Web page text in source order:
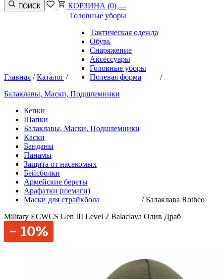
ПОИСК КОРЗИНА (0)
Главная /Каталог /
Головные уборы
Тактическая одежда
Обувь
Снаряжение
Аксессуары
Головные уборы
Полевая форма
/
Балаклавы, Маски, Подшлемники
Кепки
Шапки
Балаклавы, Маски, Подшлемники
Каски
Банданы
Панамы
Защита от насекомых
Бейсболки
Армейские береты
Арафатки (шемаги)
Маски для страйкбола
/Балаклава Rothco
Military ECWCS Gen III Level 2 Balaclava Олив Драб